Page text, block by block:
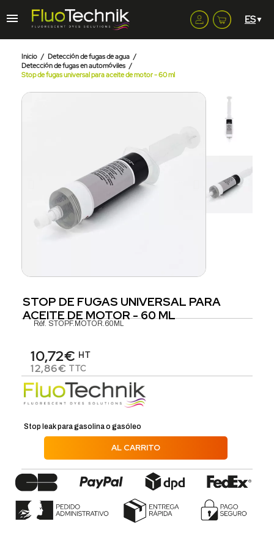
Inicio
Detección de fugas de agua
Detección de fugas en automóviles
Stop de fugas universal para aceite de motor - 60 ml
STOP DE FUGAS UNIVERSAL PARA
ACEITE DE MOTOR - 60 ML
Réf. STOPF.MOTOR.60ML
10,72€ HT
12,86€ TTC
Stop leak para gasolina o gasóleo
AL CARRITO